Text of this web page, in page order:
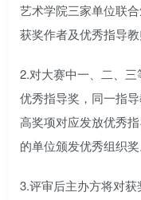
艺术学院三家单位联
获奖作者及优秀指导教
2.对大赛中一、二、
优秀指导奖，同一指
高奖项对应发放优秀
的单位颁发优秀组织奖
3.评审后主办方将对获